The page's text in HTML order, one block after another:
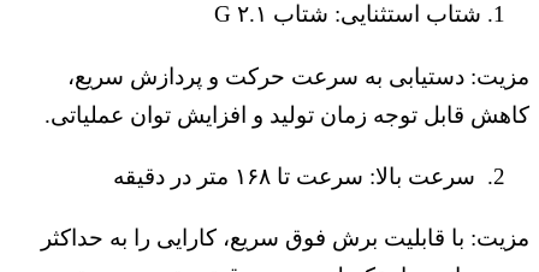
شتاب استثنایی: شتاب ۲.۱ G
مزیت: دستیابی به سرعت حرکت و پردازش سریع،
کاهش قابل توجه زمان تولید و افزایش توان عملیاتی.
سرعت بالا: سرعت تا ۱۶۸ متر در دقیقه
مزیت: با قابلیت برش فوق سریع، کارایی را به حداکثر